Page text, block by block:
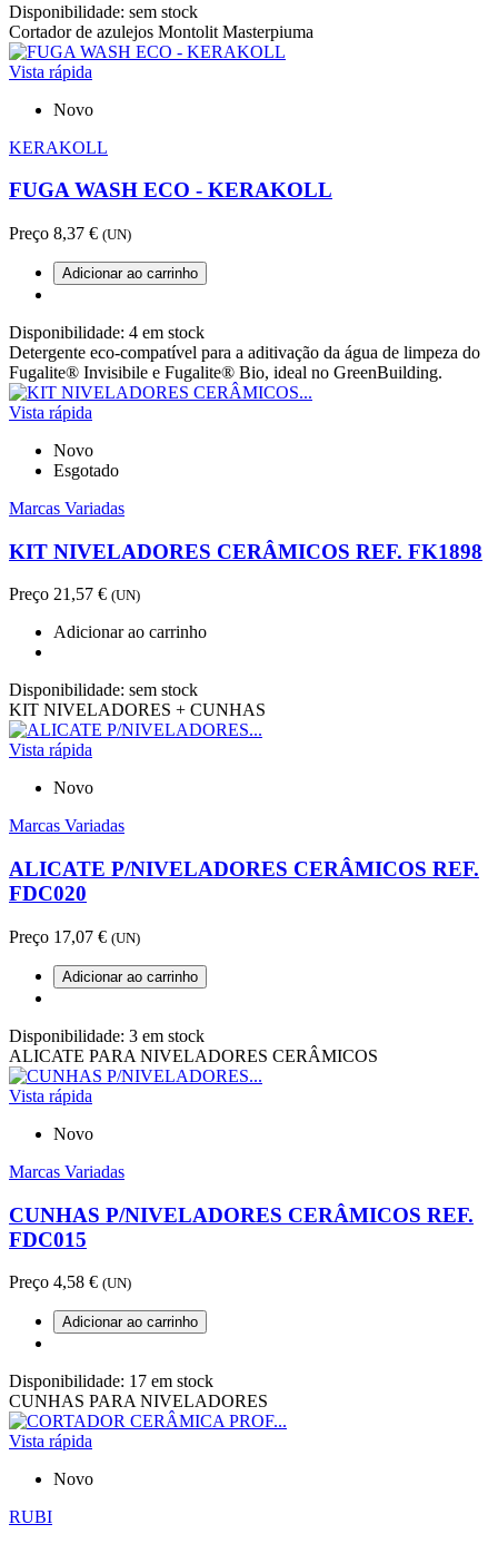
Disponibilidade: sem stock
Cortador de azulejos Montolit Masterpiuma
Vista rápida
Novo
KERAKOLL
FUGA WASH ECO - KERAKOLL
Preço 8,37 € (UN)
Adicionar ao carrinho
Disponibilidade: 4 em stock
Detergente eco-compatível para a aditivação da água de limpeza do
Fugalite® Invisibile e Fugalite® Bio, ideal no GreenBuilding.
Vista rápida
Novo
Esgotado
Marcas Variadas
KIT NIVELADORES CERÂMICOS REF. FK1898
Preço 21,57 € (UN)
Adicionar ao carrinho
Disponibilidade: sem stock
KIT NIVELADORES + CUNHAS
Vista rápida
Novo
Marcas Variadas
ALICATE P/NIVELADORES CERÂMICOS REF.
FDC020
Preço 17,07 € (UN)
Adicionar ao carrinho
Disponibilidade: 3 em stock
ALICATE PARA NIVELADORES CERÂMICOS
Vista rápida
Novo
Marcas Variadas
CUNHAS P/NIVELADORES CERÂMICOS REF.
FDC015
Preço 4,58 € (UN)
Adicionar ao carrinho
Disponibilidade: 17 em stock
CUNHAS PARA NIVELADORES
Vista rápida
Novo
RUBI